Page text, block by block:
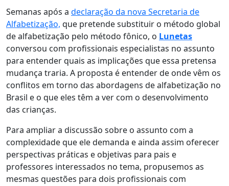
Semanas após a declaração da nova Secretaria de
Alfabetização, que pretende substituir o método global
de alfabetização pelo método fônico, o Lunetas
conversou com profissionais especialistas no assunto
para entender quais as implicações que essa pretensa
mudança traria. A proposta é entender de onde vêm os
conflitos em torno das abordagens de alfabetização no
Brasil e o que eles têm a ver com o desenvolvimento
das crianças.
Para ampliar a discussão sobre o assunto com a
complexidade que ele demanda e ainda assim oferecer
perspectivas práticas e objetivas para pais e
professores interessados no tema, propusemos as
mesmas questões para dois profissionais com